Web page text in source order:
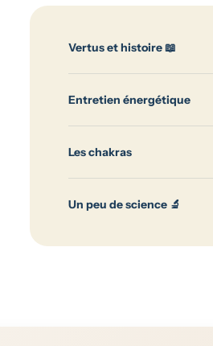
Vertus et histoire 📖
Entretien énergétique
Les chakras
Un peu de science 🔬